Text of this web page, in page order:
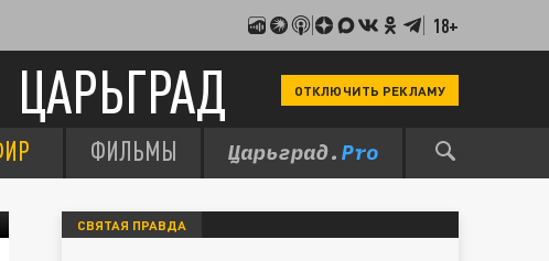
18+
ЦАРЬГРАД ОТКЛЮЧИТЬ РЕКЛАМУ
ФИЛЬМЫ
СВЯТАЯ ПРАВДА